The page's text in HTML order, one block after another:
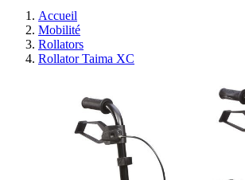
Accueil
Mobilité
Rollators
Rollator Taima XC